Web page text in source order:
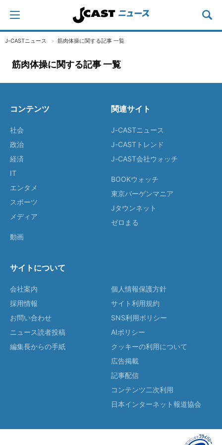
J-CASTニュース 筋肉体操に関する記事 一覧
筋肉体操に関する記事 一覧
コンテンツ
社会
政治
経済
IT
エンタメ
スポーツ
メディア
動画
関連サイト
J-CASTニュース
J-CASTトレンド
J-CAST会社ウォッチ
BOOKウォッチ
東京バーゲンマニア
Jタウンネット
ゼロまる
サイトについて
会社案内
採用情報
お問い合わせ
ニュース読者投稿
編集長からの手紙
個人情報保護方針
サイト利用規約
SNS利用ポリシー
AIポリシー
クッキーの利用について
広告掲載
記事配信
コンテンツ二次利用
日本インターネット報道協会